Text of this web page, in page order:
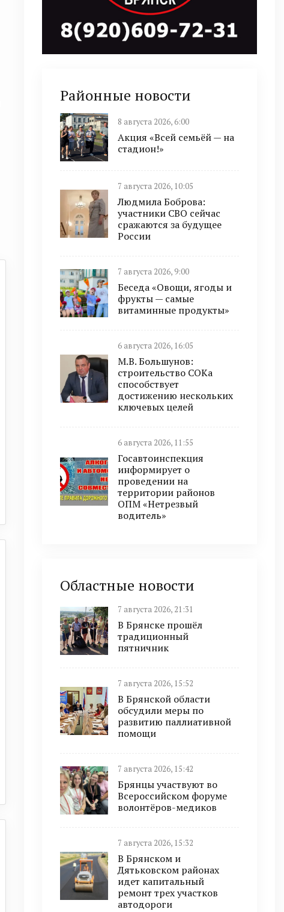
Районные новости
8 августа 2026, 6:00
Акция «Всей семьёй — на
стадион!»
7 августа 2026, 10:05
Людмила Боброва:
участники СВО сейчас
сражаются за будущее
России
7 августа 2026, 9:00
Беседа «Овощи, ягоды и
фрукты — самые
витаминные продукты»
6 августа 2026, 16:05
М.В. Большунов:
строительство СОКа
способствует
достижению нескольких
ключевых целей
6 августа 2026, 11:55
Госавтоинспекция
информирует о
проведении на
территории районов
ОПМ «Нетрезвый
водитель»
Областные новости
7 августа 2026, 21:31
В Брянске прошёл
традиционный
пятничник
7 августа 2026, 15:52
В Брянской области
обсудили меры по
развитию паллиативной
помощи
7 августа 2026, 15:42
Брянцы участвуют во
Всероссийском форуме
волонтёров-медиков
7 августа 2026, 15:32
В Брянском и
Дятьковском районах
идет капитальный
ремонт трех участков
автодороги